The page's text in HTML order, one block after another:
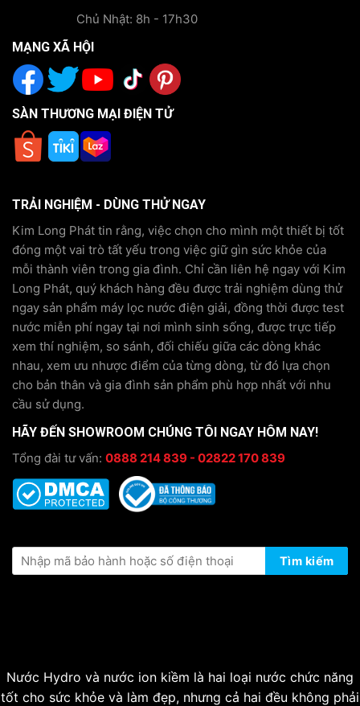
Chủ Nhật: 8h - 17h30
MẠNG XÃ HỘI
SÀN THƯƠNG MẠI ĐIỆN TỬ
TRẢI NGHIỆM - DÙNG THỬ NGAY
Kim Long Phát tin rằng, việc chọn cho mình một thiết bị tốt
đóng một vai trò tất yếu trong việc giữ gìn sức khỏe của
mỗi thành viên trong gia đình. Chỉ cần liên hệ ngay với Kim
Long Phát, quý khách hàng đều được trải nghiệm dùng thử
ngay sản phẩm máy lọc nước điện giải, đồng thời được test
nước miễn phí ngay tại nơi mình sinh sống, được trực tiếp
xem thí nghiệm, so sánh, đối chiếu giữa các dòng khác
nhau, xem ưu nhược điểm của từng dòng, từ đó lựa chọn
cho bản thân và gia đình sản phẩm phù hợp nhất với nhu
cầu sử dụng.
HÃY ĐẾN SHOWROOM CHÚNG TÔI NGAY HÔM NAY!
Tổng đài tư vấn: 0888 214 839 - 02822 170 839
Tìm kiếm
Nước Hydro và nước ion kiềm là hai loại nước chức năng
tốt cho sức khỏe và làm đẹp, nhưng cả hai đều không phải